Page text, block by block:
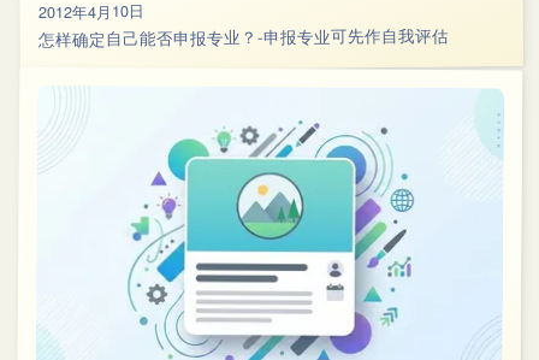
2012年4月10日
怎样确定自己能否申报专业？-申报专业可先作自我评估